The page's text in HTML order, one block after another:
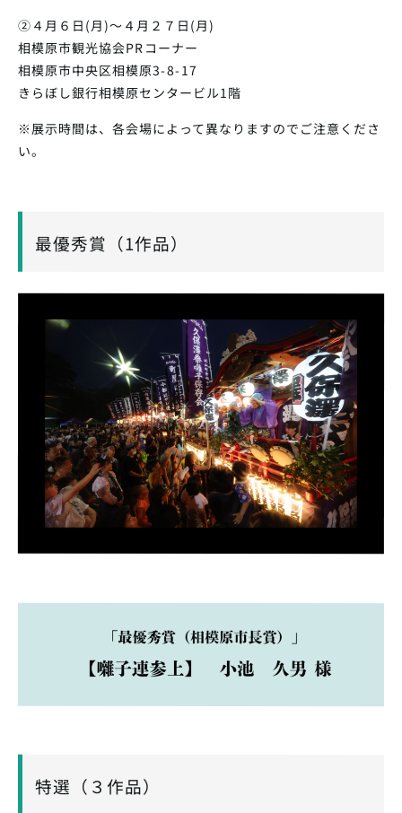
②４月６日(月)～４月２７日(月)
相模原市観光協会PRコーナー
相模原市中央区相模原3-8-17
きらぼし銀行相模原センタービル1階
※展示時間は、各会場によって異なりますのでご注意くださ
い。
最優秀賞（1作品）
特選（３作品）